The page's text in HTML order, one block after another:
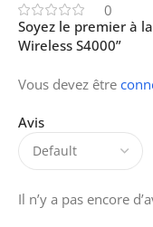
0
Avis
Il n’y a pas encore
Soyez le premier à
Wireless S4000”
Vous devez être